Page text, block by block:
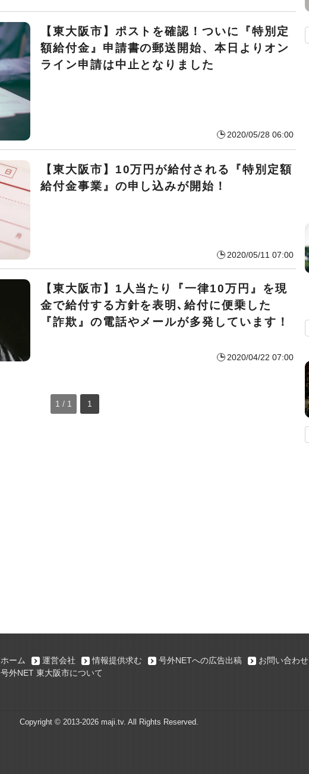
【東大阪市】ポストを確認！ついに『特別定
額給付金』申請書の郵送開始、本日よりオン
ライン申請は中止となりました
2020/05/28 06:00
【東大阪市】10万円が給付される『特別定額
給付金事業』の申し込みが開始！
2020/05/11 07:00
【東大阪市】1人当たり『一律10万円』を現
金で給付する方針を表明､給付に便乗した
『詐欺』の電話やメールが多発しています！
2020/04/22 07:00
1 / 1 1
ホーム 運営会社 情報提供求む 号外NETへの広告出稿 お問い合わせ
号外NET 東大阪市について
Copyright © 2013-2026 maji.tv. All Rights Reserved.